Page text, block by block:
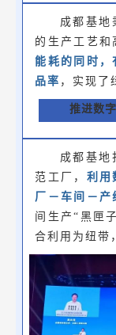
成都基地
的生产工艺
能耗的同时，
品率 ，实现了
推进数
成都基地
范工厂， 利用
厂－车间－产
间生产“黑匣
合利用为纽带